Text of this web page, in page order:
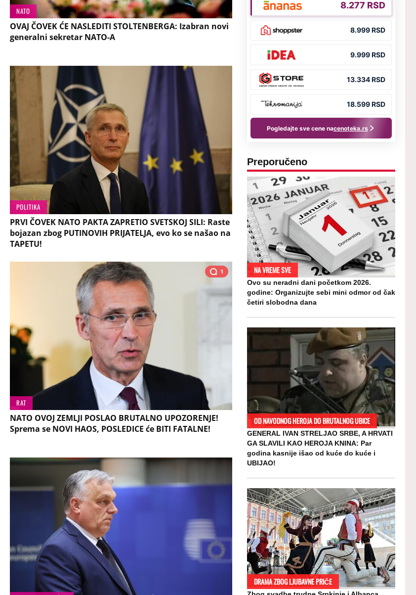
NATO
OVAJ ČOVEK ĆE NASLEDITI STOLTENBERGA: Izabran novi
generalni sekretar NATO-A
POLITIKA
PRVI ČOVEK NATO PAKTA ZAPRETIO SVETSKOJ SILI: Raste
bojazan zbog PUTINOVIH PRIJATELJA, evo ko se našao na
TAPETU!
1
RAT
NATO OVOJ ZEMLJI POSLAO BRUTALNO UPOZORENJE!
Sprema se NOVI HAOS, POSLEDICE će BITI FATALNE!
Preporučeno
NA VREME SVE
Ovo su neradni dani početkom 2026.
godine: Organizujte sebi mini odmor od čak
četiri slobodna dana
OD NAVODNOG HEROJA DO BRUTALNOG UBICE
GENERAL IVAN STRELJAO SRBE, A HRVATI
GA SLAVILI KAO HEROJA KNINA: Par
godina kasnije išao od kuće do kuće i
UBIJAO!
DRAMA ZBOG LJUBAVNE PRIČE